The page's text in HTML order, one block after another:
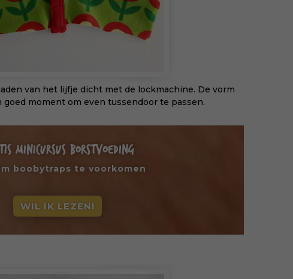
van het lijfje dicht met de lockmachine. De vorm
goed moment om even tussendoor te passen.
MINICURSUS BORSTVOEDING
boobytraps te voorkomen
WIL IK LEZEN!